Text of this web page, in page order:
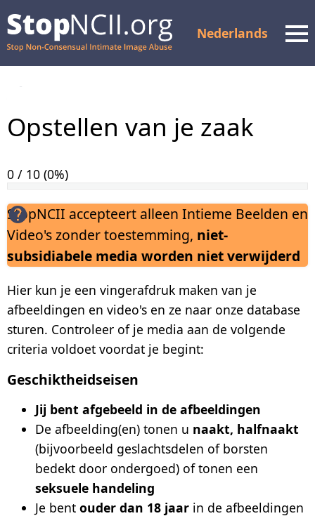
Nederlands
controleren
ondersteuning
Hoe het werkt
Over ons
FAQ
Privacybeleid
Creëer uw casus
Opstellen van je zaak
0 / 10 (0%)
StopNCII accepteert alleen Intieme Beelden en
Video's zonder toestemming, niet-
subsidiabele media worden niet verwijderd
Hier kun je een vingerafdruk maken van je
afbeeldingen en video's en ze naar onze database
sturen. Controleer of je media aan de volgende
criteria voldoet voordat je begint:
Geschiktheidseisen
Jij bent afgebeeld in de afbeeldingen
De afbeelding(en) tonen u naakt, halfnaakt
(bijvoorbeeld geslachtsdelen of borsten
bedekt door ondergoed) of tonen een
seksuele handeling
Je bent ouder dan 18 jaar in de afbeeldingen